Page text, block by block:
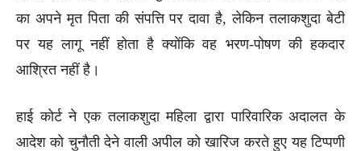
का अपने मृत पिता की संपत्ति पर दावा है, लेकिन तलाकशुदा बेटी
पर यह लागू नहीं होता है क्योंकि वह भरण-पोषण की हकदार
आश्रित नहीं है।
हाई कोर्ट ने एक तलाकशुदा महिला द्वारा पारिवारिक अदालत के
आदेश को चुनौती देने वाली अपील को खारिज करते हुए यह टिप्पणी